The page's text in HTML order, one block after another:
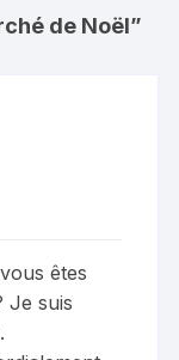
de Noël”
êtes
Je suis